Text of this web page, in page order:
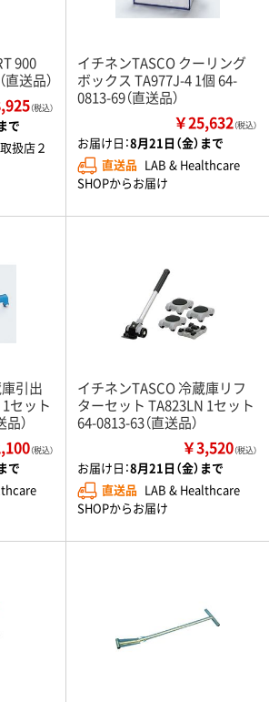
900
送品）
（税込）
で
扱店２
イチネンTASCO クーリング
ボックス TA977J-4 1個 64-
0813-69（直送品）
￥25,632（税込）
お届け日：8月21日（金）まで
直送品 LAB & Healthcare
SHOPからお届け
引出
セット
）
（税込）
で
イチネンTASCO 冷蔵庫リフ
ターセット TA823LN 1セット
64-0813-63（直送品）
￥3,520（税込）
お届け日：8月21日（金）まで
直送品 LAB & Healthcare
SHOPからお届け